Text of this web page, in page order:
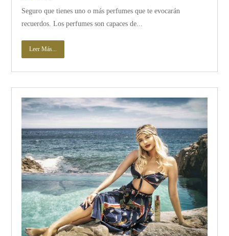
Seguro que tienes uno o más perfumes que te evocarán
recuerdos. Los perfumes son capaces de...
Leer Más...